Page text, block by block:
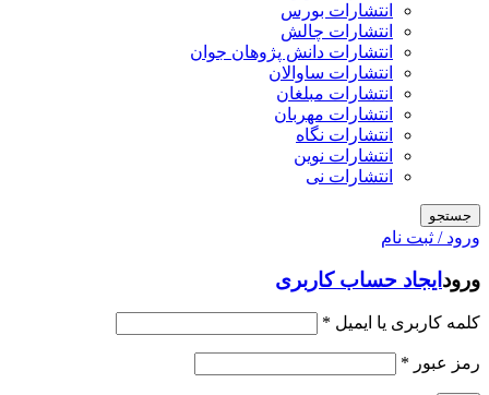
انتشارات بورس
انتشارات چالش
انتشارات دانش پژوهان جوان
انتشارات ساوالان
انتشارات مبلغان
انتشارات مهربان
انتشارات نگاه
انتشارات نوین
انتشارات نی
جستجو
ورود / ثبت نام
ورود ایجاد حساب کاربری
کلمه کاربری یا ایمیل *
رمز عبور *